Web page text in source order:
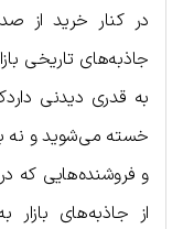
در کنار خرید از
جاذبه‌های تاریخی
به قدری دیدنی
خسته می‌شوید و نه
و فروشنده‌هایی که
از جاذبه‌های